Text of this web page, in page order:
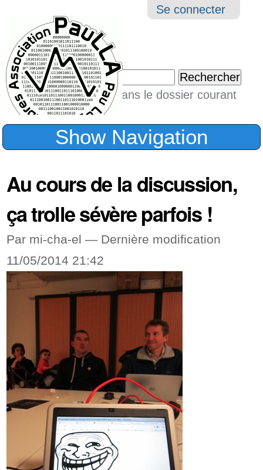
Outils
Se connecter
Chercher par
Seulement dans le dossier courant
Recherche
Show Navigation
Au cours de la discussion,
ça trolle sévère parfois !
Par mi-cha-el — Dernière modification
11/05/2014 21:42